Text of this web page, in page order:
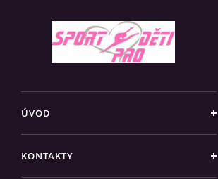
ÚVOD
KONTAKTY